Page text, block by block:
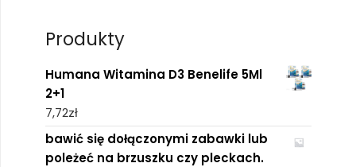
Produkty
Humana Witamina D3 Benelife 5Ml
2+1
7,72zł
bawić się dołączonymi zabawki lub
poleżeć na brzuszku czy pleckach.